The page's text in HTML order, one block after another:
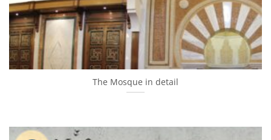
The Mosque in detail